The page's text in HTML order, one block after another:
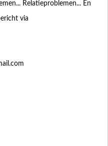
Relatieproblemen... En
via